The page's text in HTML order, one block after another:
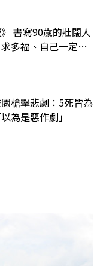
書寫90歲的壯闊人
多福、自己一定要
槍擊悲劇：5死皆為
為是惡作劇」